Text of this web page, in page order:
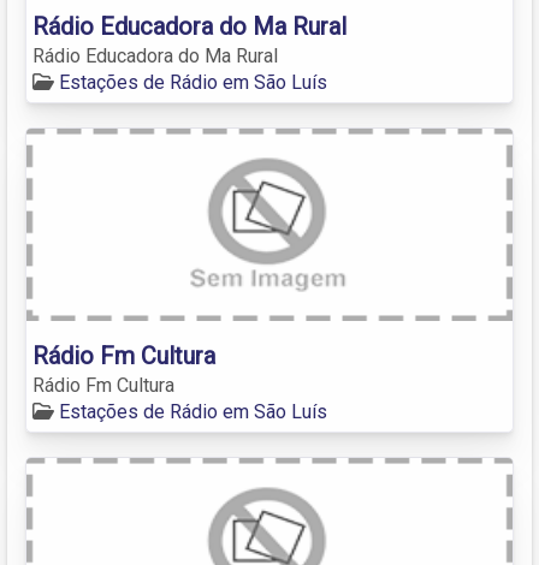
Rádio Educadora do Ma Rural
Rádio Educadora do Ma Rural
Estações de Rádio em São Luís
Rádio Fm Cultura
Rádio Fm Cultura
Estações de Rádio em São Luís